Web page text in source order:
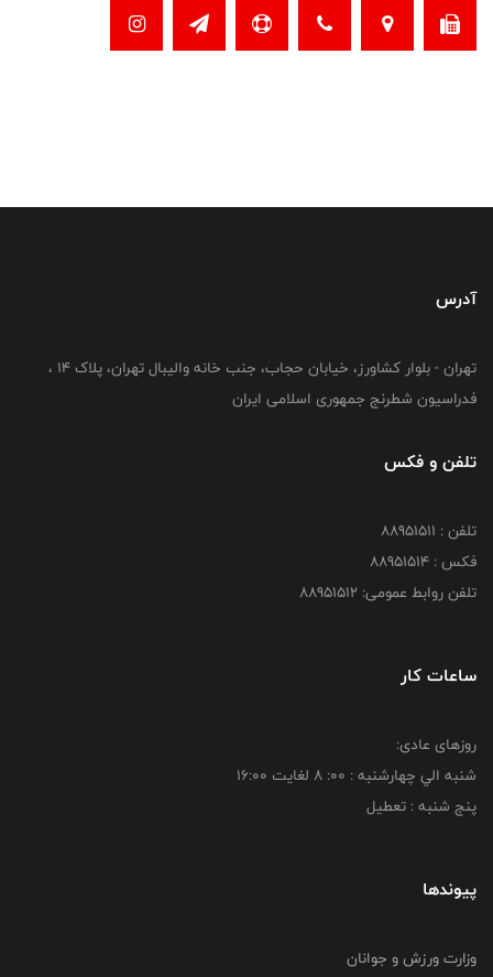
آدرس
تهران - بلوار کشاورز، خیابان حجاب، جنب خانه والیبال تهران، پلاک 14 ،
فدراسیون شطرنج جمهوری اسلامی ایران
تلفن و فکس
تلفن : 88951511
فکس : 88951514
تلفن روابط عمومی: 88951512
ساعات کار
روزهای عادی:
شنبه الي چهارشنبه : 00: 8 لغايت 16:00
پنج شنبه : تعطیل
پیوندها
وزارت ورزش و جوانان